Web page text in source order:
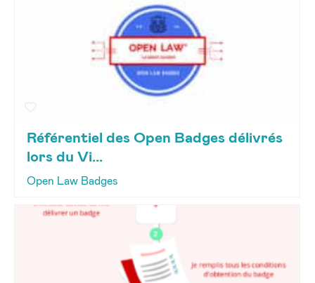
Référentiel des Open Badges délivrés
lors du Vi...
Open Law Badges